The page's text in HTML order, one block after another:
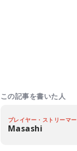
この記事を書いた人
プレイヤー・ストリーマー
Masashi